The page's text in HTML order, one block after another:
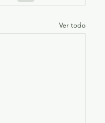
Ver todo